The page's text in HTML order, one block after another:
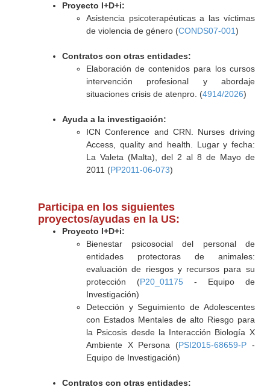
Proyecto I+D+i:
Asistencia psicoterapéuticas a las víctimas
de violencia de género (CONDS07-001)
Contratos con otras entidades:
Elaboración de contenidos para los cursos
intervención profesional y abordaje
situaciones crisis de atenpro. (4914/2026)
Ayuda a la investigación:
ICN Conference and CRN. Nurses driving
Access, quality and health. Lugar y fecha:
La Valeta (Malta), del 2 al 8 de Mayo de
2011 (PP2011-06-073)
Participa en los siguientes
proyectos/ayudas en la US:
Proyecto I+D+i:
Bienestar psicosocial del personal de
entidades protectoras de animales:
evaluación de riesgos y recursos para su
protección (P20_01175- Equipo de
Investigación)
Detección y Seguimiento de Adolescentes
con Estados Mentales de alto Riesgo para
la Psicosis desde la Interacción Biología X
Ambiente X Persona (PSI2015-68659-P -
Equipo de Investigación)
Contratos con otras entidades: